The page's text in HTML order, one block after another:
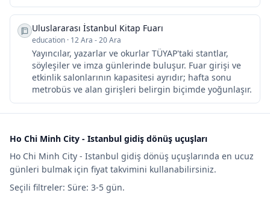
Uluslararası İstanbul Kitap Fuarı
education · 12 Ara - 20 Ara
Yayıncılar, yazarlar ve okurlar TÜYAP'taki stantlar,
söyleşiler ve imza günlerinde buluşur. Fuar girişi ve
etkinlik salonlarının kapasitesi ayrıdır; hafta sonu
metrobüs ve alan girişleri belirgin biçimde yoğunlaşır.
Ho Chi Minh City - Istanbul gidiş dönüş uçuşları
Ho Chi Minh City - Istanbul gidiş dönüş uçuşlarında en ucuz
günleri bulmak için fiyat takvimini kullanabilirsiniz.
Seçili filtreler: Süre: 3-5 gün.